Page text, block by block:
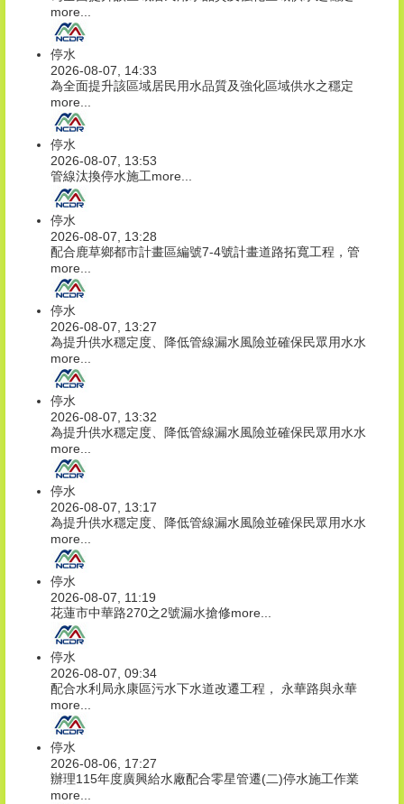
more...
停水
2026-08-07, 14:33
為全面提升該區域居民用水品質及強化區域供水之穩定
more...
停水
2026-08-07, 13:53
管線汰換停水施工more...
停水
2026-08-07, 13:28
配合鹿草鄉都市計畫區編號7-4號計畫道路拓寬工程，管
more...
停水
2026-08-07, 13:27
為提升供水穩定度、降低管線漏水風險並確保民眾用水水
more...
停水
2026-08-07, 13:32
為提升供水穩定度、降低管線漏水風險並確保民眾用水水
more...
停水
2026-08-07, 13:17
為提升供水穩定度、降低管線漏水風險並確保民眾用水水
more...
停水
2026-08-07, 11:19
花蓮市中華路270之2號漏水搶修more...
停水
2026-08-07, 09:34
配合水利局永康區污水下水道改遷工程， 永華路與永華
more...
停水
2026-08-06, 17:27
辦理115年度廣興給水廠配合零星管遷(二)停水施工作業
more...